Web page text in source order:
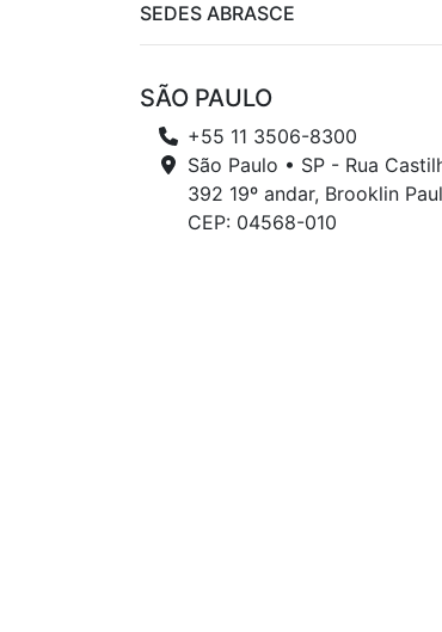
SEDES ABRASCE
SÃO PAULO
+55 11 3506-8300
São Paulo • SP - Rua
392 19º andar, Brooklin
CEP: 04568-010